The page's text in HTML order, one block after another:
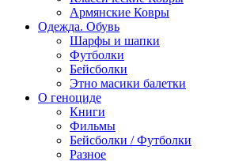
Армянские Ковры
Одежда. Обувь
Шарфы и шапки
Футболки
Бейсболки
Этно масики балетки
О геноциде
Книги
Фильмы
Бейсболки / Футболки
Разное